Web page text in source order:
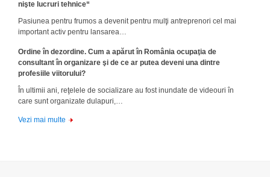
nişte lucruri tehnice“
Pasiunea pentru frumos a devenit pentru mulţi antreprenori cel mai
important activ pentru lansarea…
Ordine în dezordine. Cum a apărut în România ocupaţia de
consultant în organizare şi de ce ar putea deveni una dintre
profesiile viitorului?
În ultimii ani, reţelele de socializare au fost inundate de videouri în
care sunt organizate dulapuri,…
Vezi mai multe